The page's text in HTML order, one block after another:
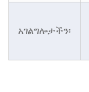
አገልግሎታችን፡